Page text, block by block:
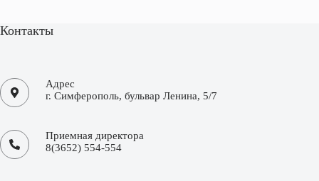
Контакты
Адрес
г. Симферополь, бульвар Ленина, 5/7
Приемная директора
8(3652) 554-554